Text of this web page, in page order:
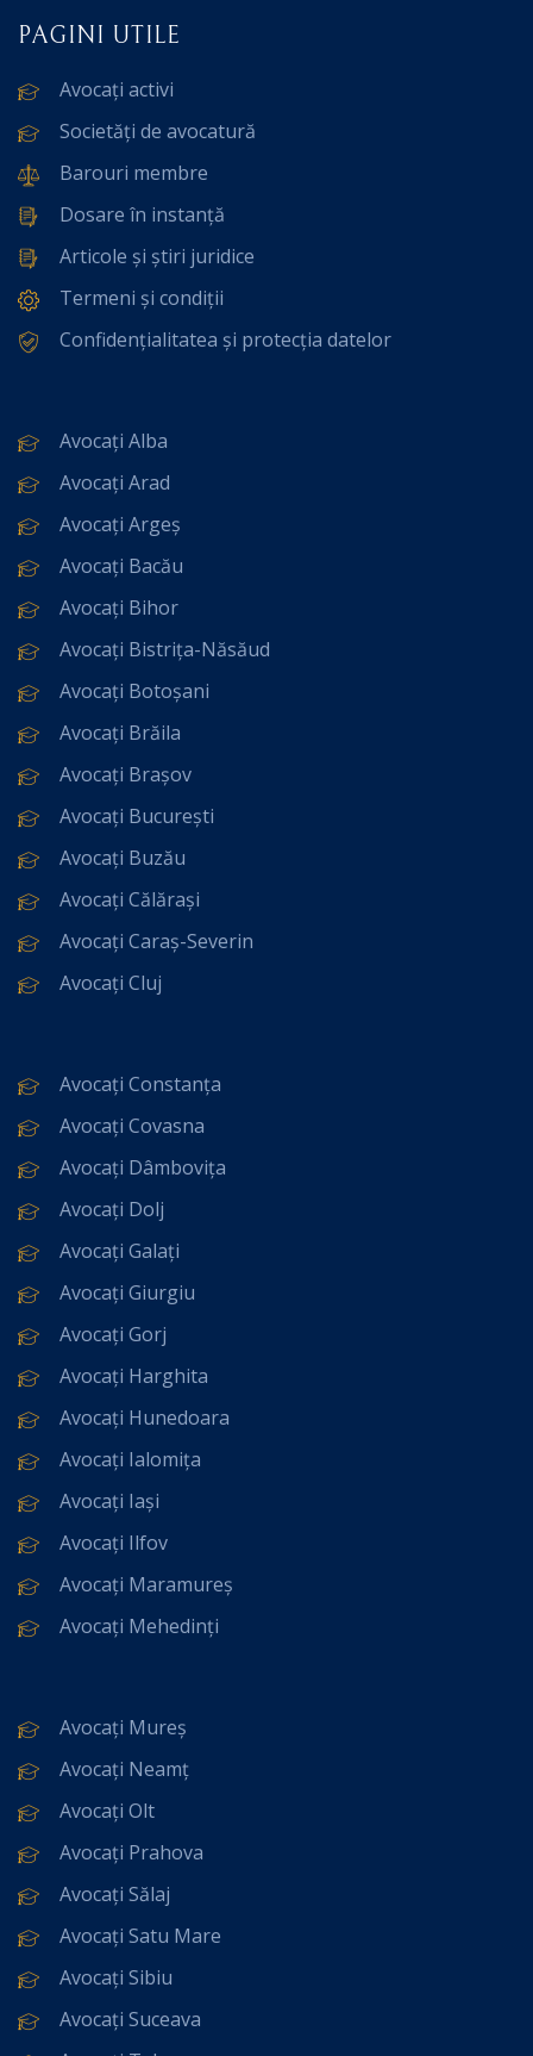
PAGINI UTILE
Avocați activi
Societăți de avocatură
Barouri membre
Dosare în instanță
Articole și știri juridice
Termeni și condiții
Confidențialitatea și protecția datelor
Avocați Alba
Avocați Arad
Avocați Argeș
Avocați Bacău
Avocați Bihor
Avocați Bistrița-Năsăud
Avocați Botoșani
Avocați Brăila
Avocați Brașov
Avocați București
Avocați Buzău
Avocați Călărași
Avocați Caraș-Severin
Avocați Cluj
Avocați Constanța
Avocați Covasna
Avocați Dâmbovița
Avocați Dolj
Avocați Galați
Avocați Giurgiu
Avocați Gorj
Avocați Harghita
Avocați Hunedoara
Avocați Ialomița
Avocați Iași
Avocați Ilfov
Avocați Maramureș
Avocați Mehedinți
Avocați Mureș
Avocați Neamț
Avocați Olt
Avocați Prahova
Avocați Sălaj
Avocați Satu Mare
Avocați Sibiu
Avocați Suceava